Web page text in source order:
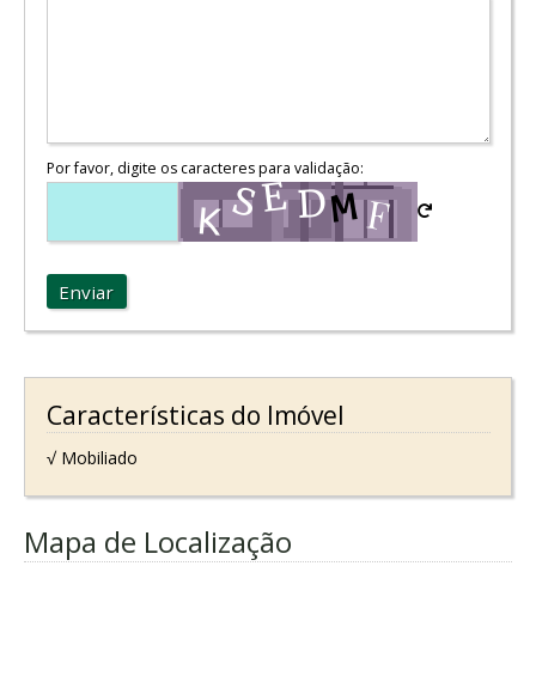
Por favor, digite os caracteres para validação:
Enviar
Características do Imóvel
√ Mobiliado
Mapa de Localização